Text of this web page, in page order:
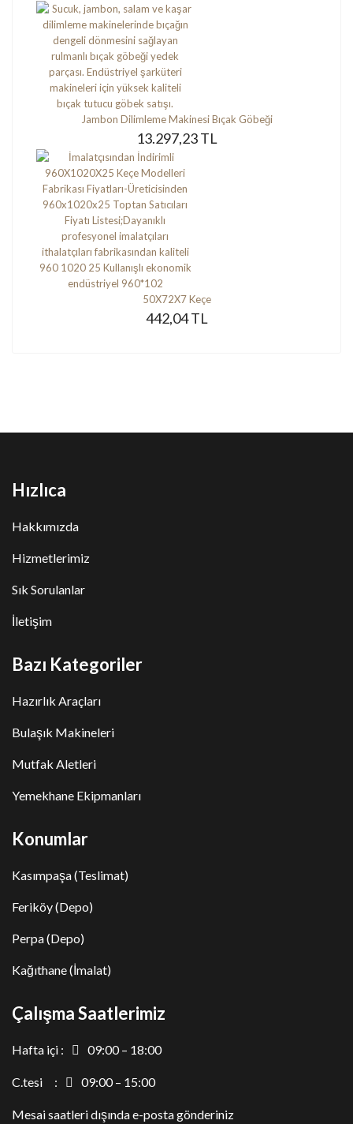
Jambon Dilimleme Makinesi Bıçak Göbeği
13.297,23 TL
50X72X7 Keçe
442,04 TL
Hızlıca
Hakkımızda
Hizmetlerimiz
Sık Sorulanlar
İletişim
Bazı Kategoriler
Hazırlık Araçları
Bulaşık Makineleri
Mutfak Aletleri
Yemekhane Ekipmanları
Konumlar
Kasımpaşa (Teslimat)
Feriköy (Depo)
Perpa (Depo)
Kağıthane (İmalat)
Çalışma Saatlerimiz
Hafta içi : 09:00 – 18:00
C.tesi : 09:00 – 15:00
Mesai saatleri dışında e-posta gönderiniz